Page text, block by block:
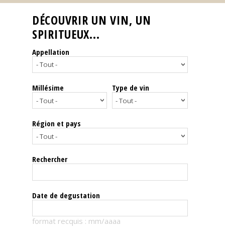
Reportages
Nos
Spiritueux
Notes
dégustation
Le
magazine
Télécharger
DÉCOUVRIR UN VIN, UN
SPIRITUEUX...
Appellation
Millésime Type de vin
Région et pays
Rechercher
Date de degustation
format recquis : mm/aaaa